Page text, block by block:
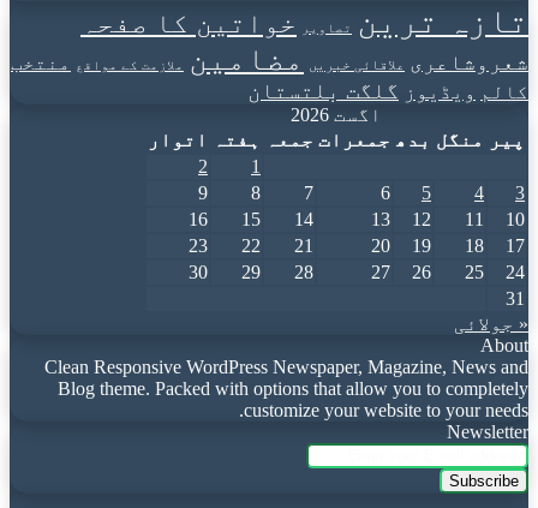
تازہ ترین تصاویر خواتین کا صفحہ
شعروشاعری علاقائی خبریں مضامین ملازمت کے مواقع
منتخب
کالم ویڈیوز گلگت بلتستان
اگست 2026
پیر
منگل بدھ جمعرات جمعہ ہفتہ
اتوار
1
2
3
4
5
6
7
8
9
10
11
12
13
14
15
16
17
18
19
20
21
22
23
24
25
26
27
28
29
30
31
« جولائی
About
Clean Responsive WordPress Newspaper, Magazine, News and
Blog theme. Packed with options that allow you to completely
customize your website to your needs.
Newsletter
Enter
your
Email